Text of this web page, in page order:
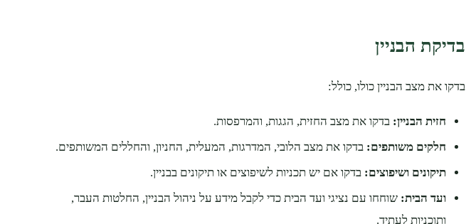
בדיקת הבניין
בדקו את מצב הבניין כולו, כולל:
חזית הבניין:בדקו את מצב החזית, הגגות, והמרפסות.
חלקים משותפים:בדקו את מצב הלובי, המדרגות, המעלית, החניון, והחללים המשותפים.
תיקונים ושיפוצים:בדקו אם יש תכניות לשיפוצים או תיקונים בבניין.
ועד הבית:שוחחו עם נציגי ועד הבית כדי לקבל מידע על ניהול הבניין, החלטות העבר,
ותוכניות לעתיד.